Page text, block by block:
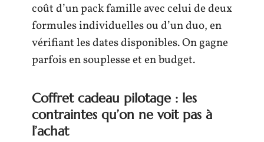
coût d’un pack famille avec celui de deux
formules individuelles ou d’un duo, en
vérifiant les dates disponibles. On gagne
parfois en souplesse et en budget.
Coffret cadeau pilotage : les
contraintes qu’on ne voit pas à
l’achat